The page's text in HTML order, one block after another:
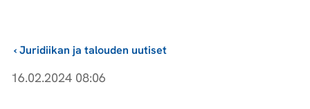
Juridiikan ja talouden uutiset
›
16.02.2024 08:06